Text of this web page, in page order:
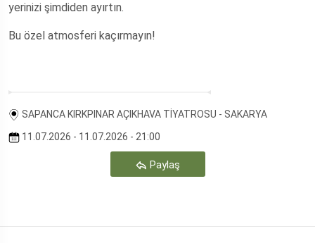
yerinizi şimdiden ayırtın.
Bu özel atmosferi kaçırmayın!
SAPANCA KIRKPINAR AÇIKHAVA TİYATROSU - SAKARYA
11.07.2026 - 11.07.2026 - 21:00
Paylaş